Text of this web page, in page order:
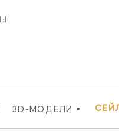
3D-МОДЕЛИ • СЕЙЛ